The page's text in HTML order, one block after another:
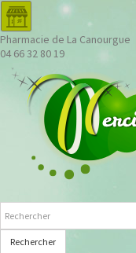
Pharmacie de La Canourgue
04 66 32 80 19
Rechercher